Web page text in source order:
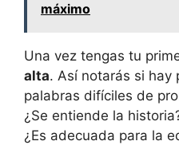
máximo
Una vez tengas ‌tu
‍alta.⁣ Así notarás si ‌hay
palabras difíciles de‍
¿Se⁢ entiende la
¿Es adecuada para ​la⁣